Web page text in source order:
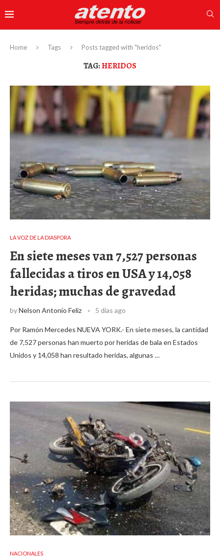
Home Tags Posts tagged with "heridos"
TAG:HERIDOS
LA VOZ DE LA DIASPORA
En siete meses van 7,527 personas
fallecidas a tiros en USA y 14,058
heridas; muchas de gravedad
byNelson Antonio Feliz 5 días ago
Por Ramón Mercedes NUEVA YORK.- En siete meses, la cantidad
de 7,527 personas han muerto por heridas de bala en Estados
Unidos y 14,058 han resultado heridas, algunas …
NACIONALES